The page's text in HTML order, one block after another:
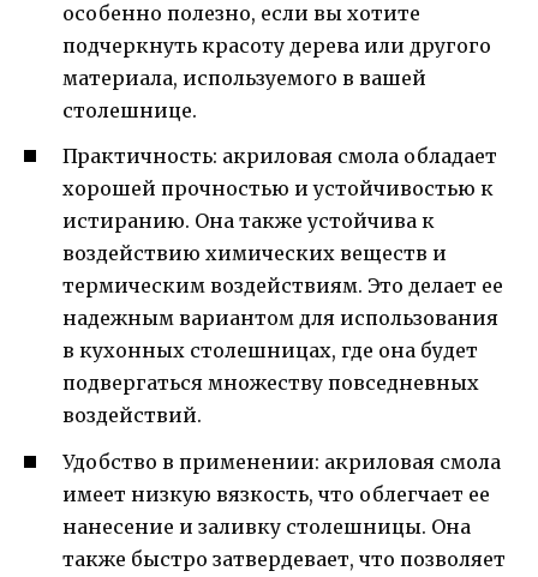
особенно полезно, если вы хотите
подчеркнуть красоту дерева или другого
материала, используемого в вашей
столешнице.
Практичность: акриловая смола обладает
хорошей прочностью и устойчивостью к
истиранию. Она также устойчива к
воздействию химических веществ и
термическим воздействиям. Это делает ее
надежным вариантом для использования
в кухонных столешницах, где она будет
подвергаться множеству повседневных
воздействий.
Удобство в применении: акриловая смола
имеет низкую вязкость, что облегчает ее
нанесение и заливку столешницы. Она
также быстро затвердевает, что позволяет